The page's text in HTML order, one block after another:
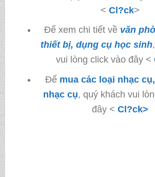
<Cl?ck>
Để xem chi tiết về văn
thiết bị, dụng cụ học sinh
vui lòng click vào đây <
Để mua các loại nhạc
nhạc cụ, quý khách vui
đây <Cl?ck>